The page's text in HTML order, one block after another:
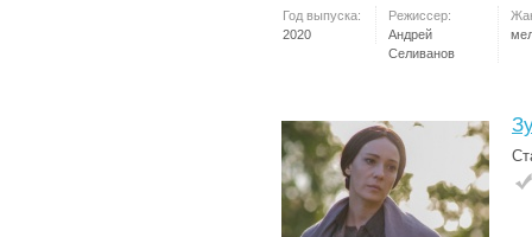
Год выпуска:
2020
Режиссер:
Андрей
Селиванов